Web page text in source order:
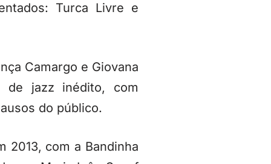
Turca Livre e
Camargo e Giovana
de jazz inédito, com
do público.
2013, com a Bandinha